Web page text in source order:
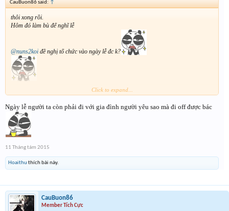
CauBuon86 said: ↑
thôi xong rồi.
Hôm đó làm bù để nghĩ lễ
@nuns2koi đề nghị tổ chức vào ngày lễ đc k?
năm ngoái đã k tham gia đc rồi.
Click to expand...
Ngày lễ người ta còn phải đi với gia đình người yêu sao mà đi off được bác
11 Tháng tám 2015
Hoaithu thích bài này.
CauBuon86
Member Tích Cực